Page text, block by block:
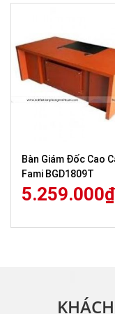
Bàn Giám Đốc Cao
Fami BGD1809T
5.259.000₫